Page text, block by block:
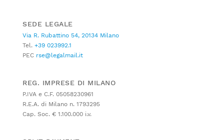
SEDE LEGALE
Via R. Rubattino 54, 20134 Milano
Tel. +39 023992.1
PEC rse@legalmail.it
REG. IMPRESE DI MILANO
P.IVA e C.F. 05058230961
R.E.A. di Milano n. 1793295
Cap. Soc. € 1.100.000 i.v.